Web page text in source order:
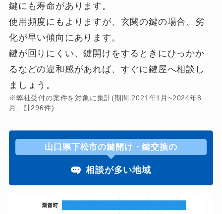
鍵にも寿命があります。
使用頻度にもよりますが、玄関の鍵の場合、劣
化が早い傾向にあります。
鍵が回りにくい、鍵開けをするときにひっかか
るなどの違和感があれば、すぐに鍵屋へ相談し
ましょう。
※弊社受付の案件を対象に集計(期間:2021年1月~2024年8
月、計296件)
山口県下松市の鍵開け・鍵交換の
相談が多い地域